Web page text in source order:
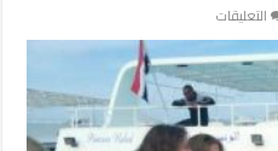
التعليقات
تطعيم
عمال
السياحة
بأولوية
التسجيل